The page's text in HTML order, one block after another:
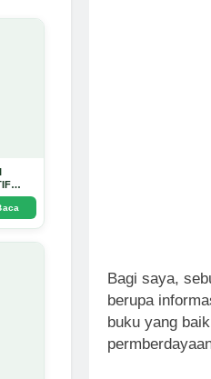
Bagi saya,
berupa
buku yang